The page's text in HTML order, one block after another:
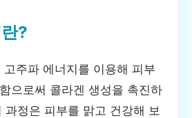
?
주파 에너지를 이용해 피부
으로써 콜라겐 생성을 촉진하
과정은 피부를 맑고 건강해 보